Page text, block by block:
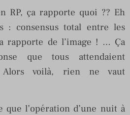
RP, ça rapporte quoi ?? Eh
: consensus total entre les
rapporte de l’image ! … Ça
que tous attendaient
Alors voilà, rien ne vaut
que l’opération d’une nuit à